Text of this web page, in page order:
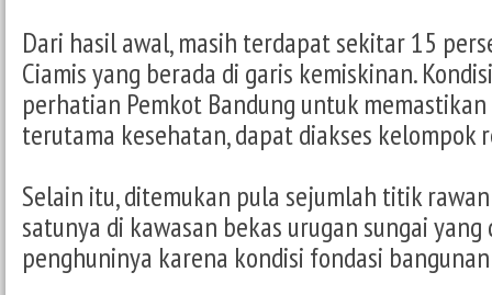
Dari hasil awal, masih terdapat sekitar 15
Ciamis yang berada di garis kemiskinan.
perhatian Pemkot Bandung untuk
terutama kesehatan, dapat diakses kelompok
Selain itu, ditemukan pula sejumlah titik
satunya di kawasan bekas urugan sungai
penghuninya karena kondisi fondasi